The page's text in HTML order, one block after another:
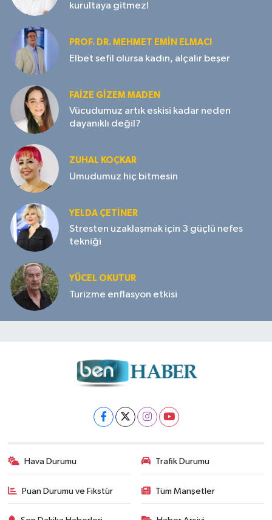
kurultaya gitmez!
PROF. DR. MEHMET EMIN ELMACI
Elbet sefil olursa kadın, alçalır beşer
FAIZE GIZEM MADEN
Vücudumuz artık eskisi kadar neden
dayanıklı değil?
ZUHAL KOÇKAR
Umudumuz hiç bitmesin
YELDA ÇETİNER
Stresten uzaklaşmak için 3 güçlü nefes
tekniği
YÜCEL OKUTUR
Turizme enflasyon etkisi
Hava Durumu Trafik Durumu
Puan Durumu ve Fikstür Tüm Manşetler